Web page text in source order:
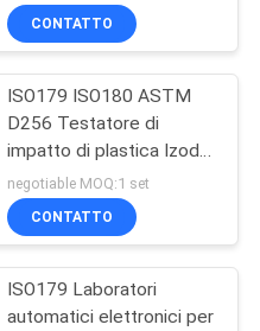
CONTATTO
ISO179 ISO180 ASTM
D256 Testatore di
impatto di plastica Izod
Charpy
negotiable MOQ:1 set
CONTATTO
ISO179 Laboratori
automatici elettronici per